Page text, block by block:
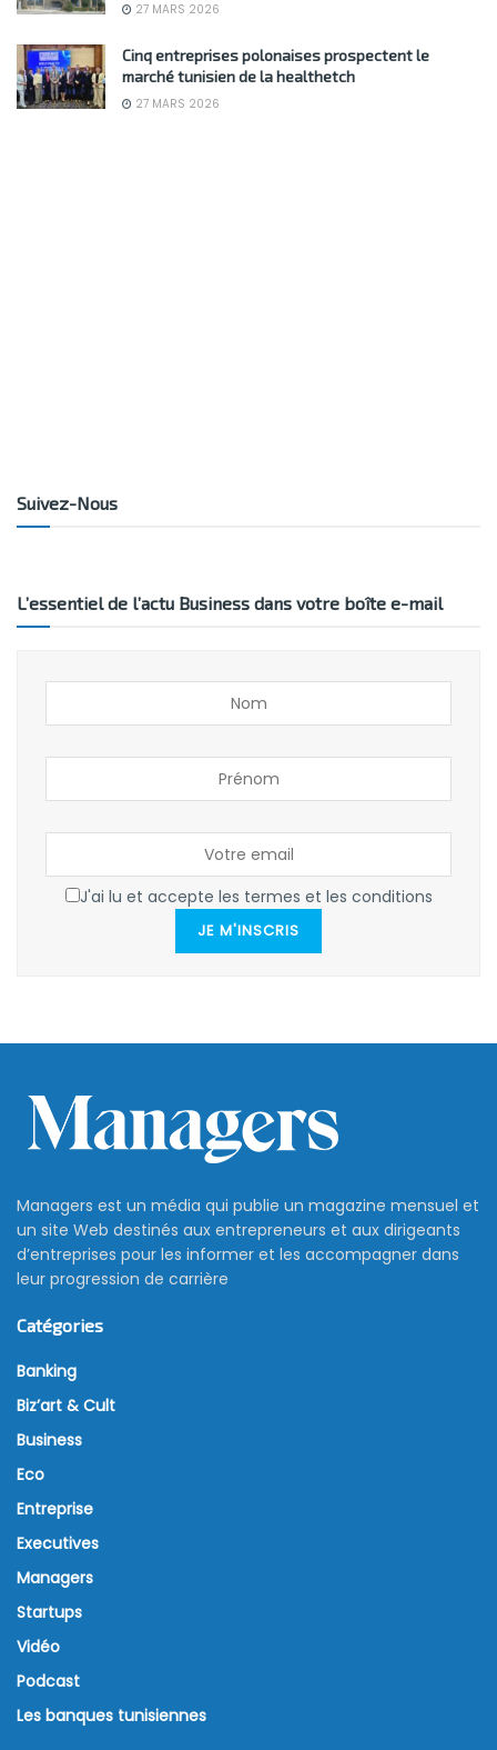
27 MARS 2026
Cinq entreprises polonaises prospectent le
marché tunisien de la healthetch
27 MARS 2026
Suivez-Nous
L’essentiel de l’actu Business dans votre boîte e-mail
J'ai lu et accepte les termes et les conditions
JE M'INSCRIS
Managers est un média qui publie un magazine mensuel et
un site Web destinés aux entrepreneurs et aux dirigeants
d’entreprises pour les informer et les accompagner dans
leur progression de carrière
Catégories
Banking
Biz’art & Cult
Business
Eco
Entreprise
Executives
Managers
Startups
Vidéo
Podcast
Les banques tunisiennes